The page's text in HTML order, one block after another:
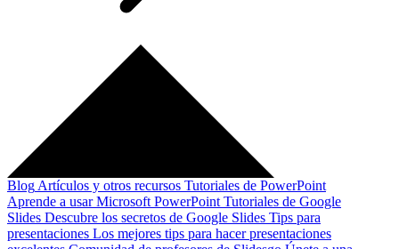
Blog Artículos y otros recursos Tutoriales de PowerPoint
Aprende a usar Microsoft PowerPoint Tutoriales de Google
Slides Descubre los secretos de Google Slides Tips para
presentaciones Los mejores tips para hacer presentaciones